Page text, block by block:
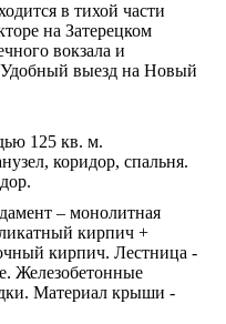
в тихой части
на Затерецком
вокзала и
Удобный выезд на Новый
125 кв. м.
коридор, спальня.
– монолитная
кирпич +
кирпич. Лестница -
Железобетонные
Материал крыши -